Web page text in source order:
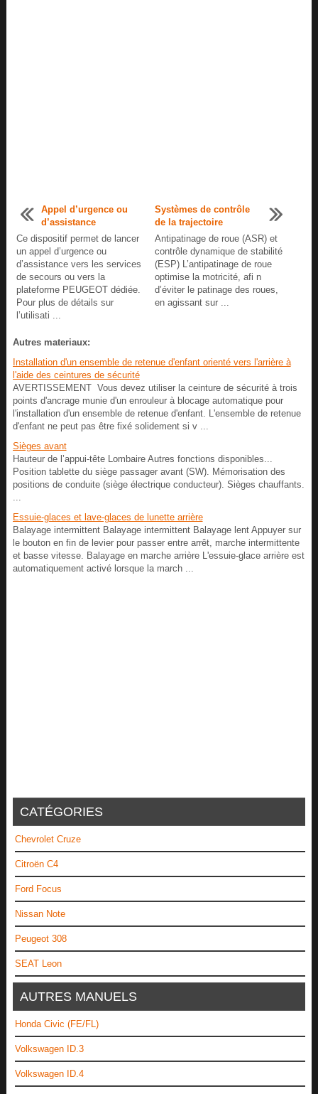
Appel d’urgence ou
d’assistance
Ce dispositif permet de lancer
un appel d’urgence ou
d’assistance vers les services
de secours ou vers la
plateforme PEUGEOT dédiée.
Pour plus de détails sur
l’utilisati ...
Systèmes de contrôle
de la trajectoire
Antipatinage de roue (ASR) et
contrôle dynamique de stabilité
(ESP) L’antipatinage de roue
optimise la motricité, afi n
d’éviter le patinage des roues,
en agissant sur ...
Autres materiaux:
Installation d'un ensemble de retenue d'enfant orienté vers l'arrière à
l'aide des ceintures de sécurité
AVERTISSEMENT Vous devez utiliser la ceinture de sécurité à trois
points d'ancrage munie d'un enrouleur à blocage automatique pour
l'installation d'un ensemble de retenue d'enfant. L'ensemble de retenue
d'enfant ne peut pas être fixé solidement si v ...
Sièges avant
Hauteur de l’appui-tête Lombaire Autres fonctions disponibles...
Position tablette du siège passager avant (SW). Mémorisation des
positions de conduite (siège électrique conducteur). Sièges chauffants.
Essuie-glaces et lave-glaces de lunette arrière
Balayage intermittent Balayage intermittent Balayage lent Appuyer sur
le bouton en fin de levier pour passer entre arrêt, marche intermittente
et basse vitesse. Balayage en marche arrière L'essuie-glace arrière est
automatiquement activé lorsque la march ...
CATÉGORIES
Chevrolet Cruze
Citroën C4
Ford Focus
Nissan Note
Peugeot 308
SEAT Leon
AUTRES MANUELS
Honda Civic (FE/FL)
Volkswagen ID.3
Volkswagen ID.4